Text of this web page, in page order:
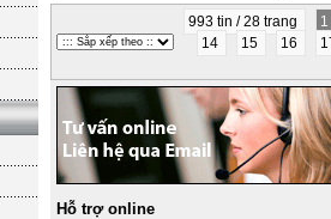
993 tin / 28 trang
1
14
15 16
Hỗ trợ online